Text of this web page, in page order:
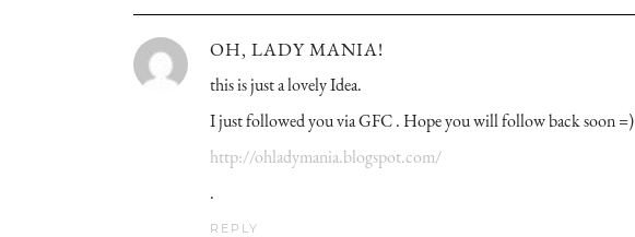
OH, LADY MANIA!
this is just a lovely Idea.
I just followed you via GFC . Hope you will follow back soon =)
http://ohladymania.blogspot.com/
.
REPLY